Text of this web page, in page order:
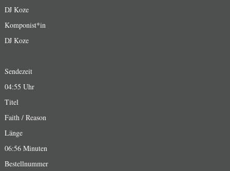
DJ Koze
Komponist*in
DJ Koze
Sendezeit
04:55 Uhr
Titel
Faith / Reason
Länge
06:56 Minuten
Bestellnummer